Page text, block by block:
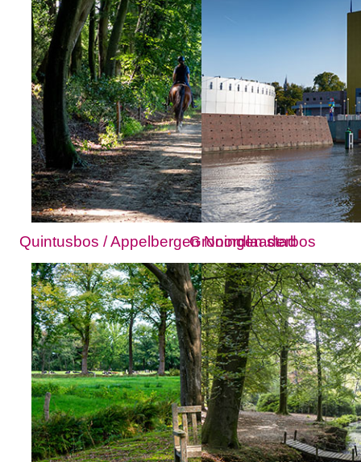
Quintusbos / Appelbergen Noordlaaderbos
Groningen stad